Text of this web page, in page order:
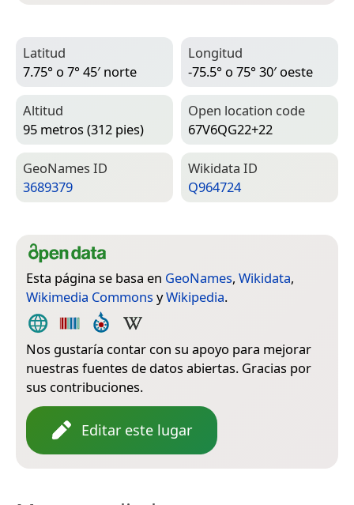
Latitud
7.75° o 7° 45′ norte
Longitud
-75.5° o 75° 30′ oeste
Altitud
95 metros (312 pies)
Open location code
67V6QG22+22
Geo­Names ID
3689379
Wiki­data ID
Q964724
Esta página se basa en GeoNames, Wikidata,
Wikimedia Commons yWikipedia.
Nos gustaría contar con su apoyo para mejorar
nuestras fuentes de datos abiertas. Gracias por
sus contribuciones.
Editar este lugar